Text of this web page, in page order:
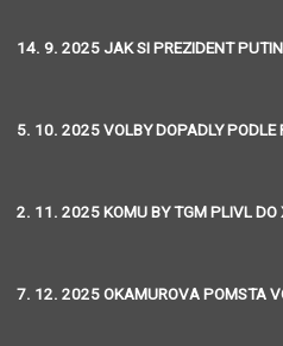
14. 9. 2025 JAK SI PREZIDENT
5. 10. 2025 VOLBY DOPADLY PODLE
2. 11. 2025 KOMU BY TGM PLIVL DO
7. 12. 2025 OKAMUROVA POMSTA